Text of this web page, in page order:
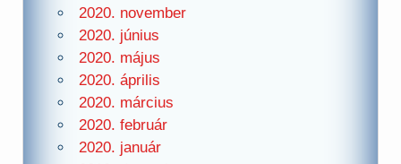
2020. november
2020. június
2020. május
2020. április
2020. március
2020. február
2020. január